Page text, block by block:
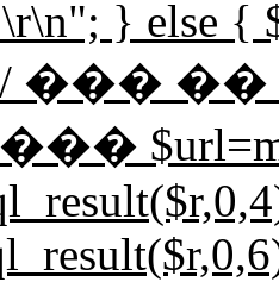
\r\n"; } else {
// ���